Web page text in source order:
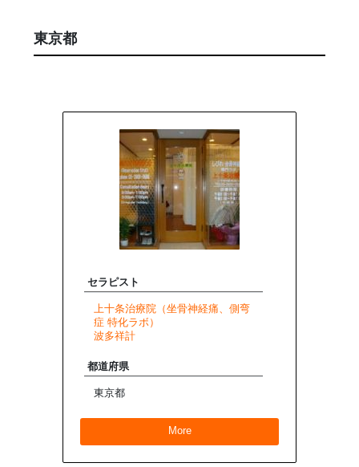
東京都
セラピスト
上十条治療院（坐骨神経痛、側弯
症 特化ラボ）
波多祥計
都道府県
東京都
More